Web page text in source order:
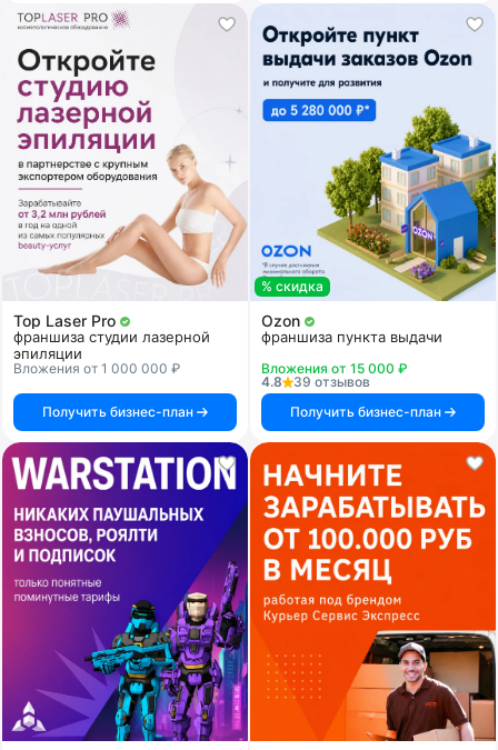
Top Laser Pro
франшиза студии лазерной
эпиляции
Вложения от 1 000 000 ₽
Получить бизнес-план
% скидка
Ozon
франшиза пункта выдачи
Вложения от 15 000 ₽
4.8
39 отзывов
Получить бизнес-план